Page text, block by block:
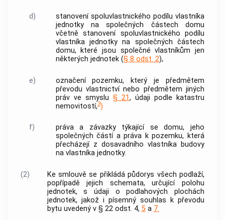
d)
stanovení spoluvlastnického podílu vlastníka
jednotkynaspolečných částech domu
včetně stanovení spoluvlastnického podílu
vlastníka jednotkyna společných částech
domu, které jsou společné vlastníkům jen
některých jednotek(§ 8 odst. 2),
e)
označení pozemku, který je předmětem
převodu vlastnictví nebo předmětem jiných
práv ve smyslu § 21, údaji podle katastru
nemovitostí,3)
f)
práva a závazky týkající se domu, jeho
společných částí a práva k pozemku, která
přecházejí z dosavadního vlastníka budovy
na vlastníka jednotky.
(2)
Ke smlouvě se přikládá půdorys všech podlaží,
popřípadě jejich schemata, určující polohu
jednotek, s údaji o podlahových plochách
jednotek, jakož i písemný souhlas k převodu
bytu uvedený v § 22 odst. 4, 5a 7.